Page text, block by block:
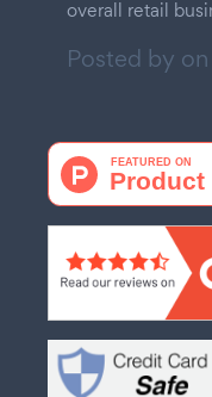
overall retail
Posted by on